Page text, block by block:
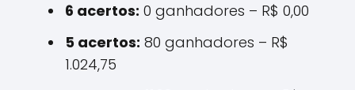
6 acertos: 0 ganhadores – R$ 0,00
5 acertos: 80 ganhadores – R$
1.024,75